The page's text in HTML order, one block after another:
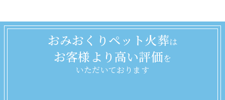
おみおくりペット火葬は
お客様より高い評価を
いただいております